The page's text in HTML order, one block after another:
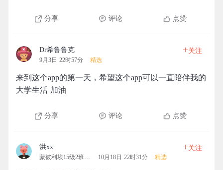
分享 评论 点赞
Dr希鲁鲁克
9月3日 22时57分 精选
+关注
来到这个app的第一天，希望这个app可以一直陪伴我的
大学生活 加油
分享 评论 点赞
洪xx
蒙彼利埃15级2班拓团 10月18日 22时31分 精选
+关注